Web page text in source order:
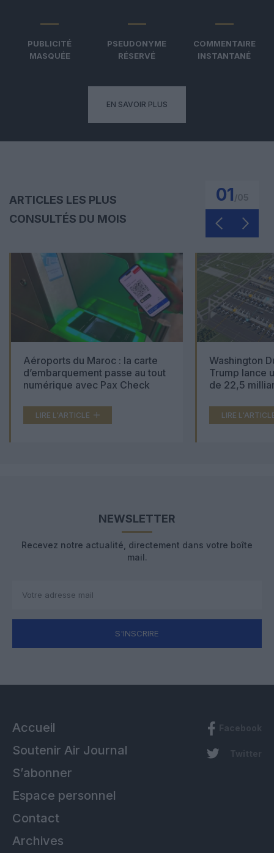
PUBLICITÉ
MASQUÉE
PSEUDONYME
RÉSERVÉ
COMMENTAIRE
INSTANTANÉ
EN SAVOIR PLUS
ARTICLES LES PLUS
CONSULTÉS DU MOIS
01
Aéroports du Maroc : la carte
d’embarquement passe au tout
numérique avec Pax Check
LIRE L'ARTICLE
Washington
Trump lance
de 22,5
LIRE
NEWSLETTER
Recevez notre actualité, directement dans votre boîte
mail.
S'INSCRIRE
Accueil
Soutenir Air Journal
S’abonner
Espace personnel
Contact
Archives